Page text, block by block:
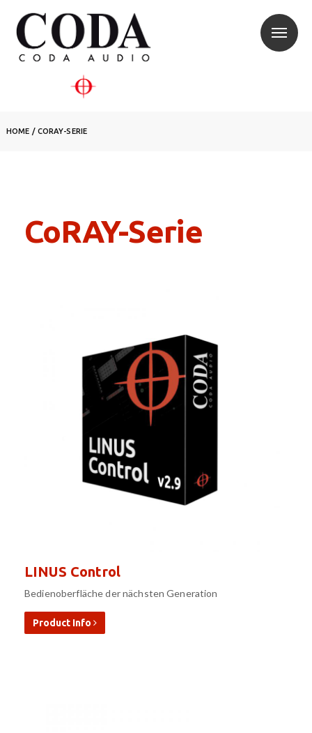
HOME / CORAY-SERIE
CoRAY-Serie
LINUS Control
Bedienoberfläche der nächsten Generation
Product Info